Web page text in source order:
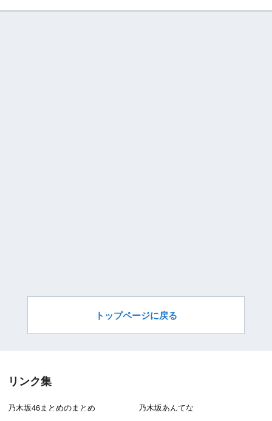
トップページに戻る
リンク集
乃木坂46まとめのまとめ
乃木坂あんてな